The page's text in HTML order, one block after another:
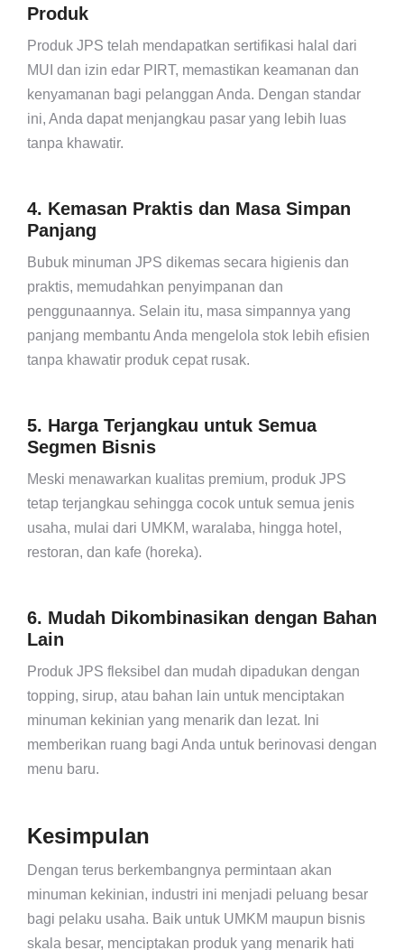
Produk
Produk JPS telah mendapatkan sertifikasi halal dari
MUI dan izin edar PIRT, memastikan keamanan dan
kenyamanan bagi pelanggan Anda. Dengan standar
ini, Anda dapat menjangkau pasar yang lebih luas
tanpa khawatir.
4. Kemasan Praktis dan Masa Simpan
Panjang
Bubuk minuman JPS dikemas secara higienis dan
praktis, memudahkan penyimpanan dan
penggunaannya. Selain itu, masa simpannya yang
panjang membantu Anda mengelola stok lebih efisien
tanpa khawatir produk cepat rusak.
5. Harga Terjangkau untuk Semua
Segmen Bisnis
Meski menawarkan kualitas premium, produk JPS
tetap terjangkau sehingga cocok untuk semua jenis
usaha, mulai dari UMKM, waralaba, hingga hotel,
restoran, dan kafe (horeka).
6. Mudah Dikombinasikan dengan Bahan
Lain
Produk JPS fleksibel dan mudah dipadukan dengan
topping, sirup, atau bahan lain untuk menciptakan
minuman kekinian yang menarik dan lezat. Ini
memberikan ruang bagi Anda untuk berinovasi dengan
menu baru.
Kesimpulan
Dengan terus berkembangnya permintaan akan
minuman kekinian, industri ini menjadi peluang besar
bagi pelaku usaha. Baik untuk UMKM maupun bisnis
skala besar, menciptakan produk yang menarik hati